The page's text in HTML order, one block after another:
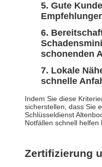
Gute
schonenden
Lokale
schnelle
Indem Sie diese
sicherstellen, dass Sie
Schlüsseldienst
Notfällen schnell helfen
Zertifizierung